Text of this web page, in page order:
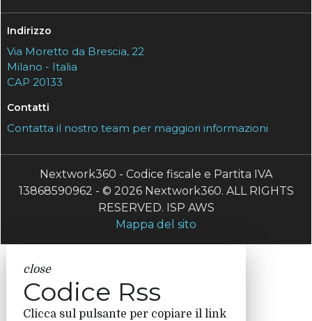
Indirizzo
Via Moretto da Brescia, 22
Milano - Italia
CAP 20133
Contatti
Contatta il nostro team per maggiori informazioni
Nextwork360 - Codice fiscale e Partita IVA
13868590962 - © 2026 Nextwork360. ALL RIGHTS
RESERVED. ISP AWS
Mappa del sito
close
Codice Rss
Clicca sul pulsante per copiare il link